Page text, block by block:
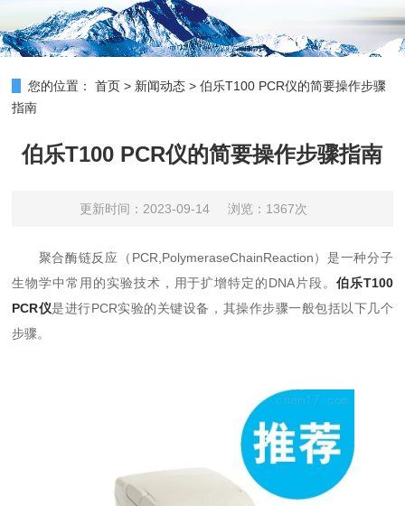
您的位置： 首页 > 新闻动态 >伯乐T100 PCR仪的简要操作步骤
指南
伯乐T100 PCR仪的简要操作步骤指南
更新时间：2023-09-14 浏览：1367次
聚合酶链反应（PCR,PolymeraseChainReaction）是一种分子
生物学中常用的实验技术，用于扩增特定的DNA片段。 伯乐T100
PCR仪是进行PCR实验的关键设备，其操作步骤一般包括以下几个
步骤。